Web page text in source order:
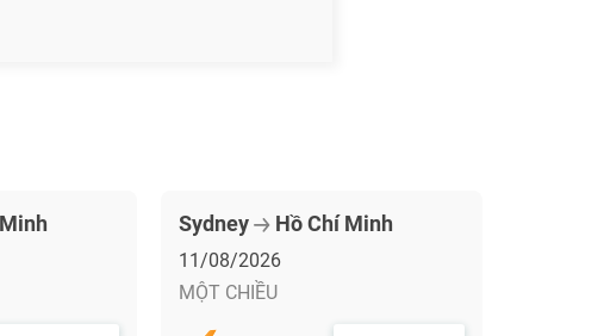
Sydney Hồ Chí Minh
11/08/2026
MỘT CHIỀU